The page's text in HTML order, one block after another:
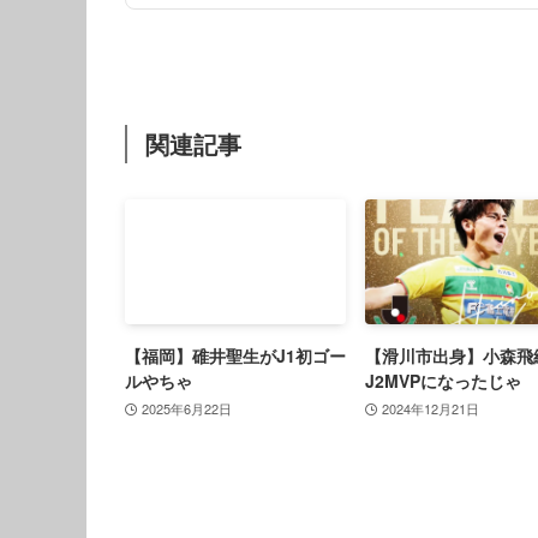
関連記事
【福岡】碓井聖生がJ1初ゴー
ルやちゃ
2025年6月22日
【滑川市出身】小森
J2MVPになったじゃ
2024年12月21日